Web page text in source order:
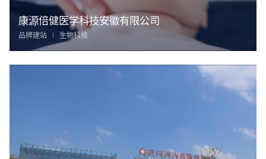
康源倍健医学科技安徽有限公司
品牌建站 生物科技